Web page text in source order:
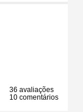
36 avaliações
10 comentários